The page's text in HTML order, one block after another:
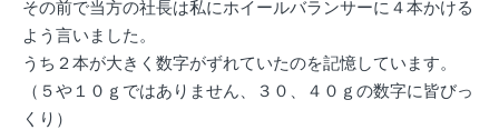
その前で当方の社長は私にホイールバランサーに４本かける
よう言いました。
うち２本が大きく数字がずれていたのを記憶しています。
（５や１０ｇではありません、３０、４０ｇの数字に皆びっ
くり）